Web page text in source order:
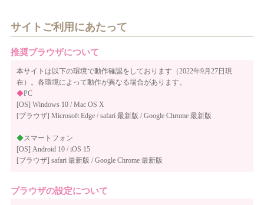
サイトご利用にあたって
推奨ブラウザについて
本サイトは以下の環境で動作確認をしております（2022年9月27日現
在）。各環境によって動作が異なる場合があります。
◆PC
[OS] Windows 10 / Mac OS X
[ブラウザ] Microsoft Edge / safari 最新版 / Google Chrome 最新版
◆スマートフォン
[OS] Android 10 / iOS 15
[ブラウザ] safari 最新版 / Google Chrome 最新版
ブラウザの設定について